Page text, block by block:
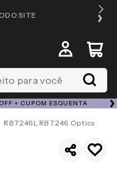
SITE
+ CUPOM ESQUENTA
RB7246L RB7246 Optics